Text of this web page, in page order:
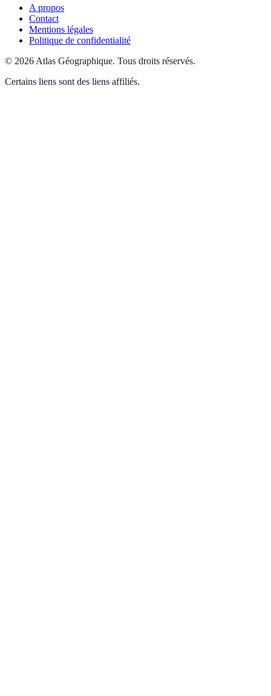
A propos
Contact
Mentions légales
Politique de confidentialité
© 2026Atlas Géographique. Tous droits réservés.
Certains liens sont des liens affiliés.